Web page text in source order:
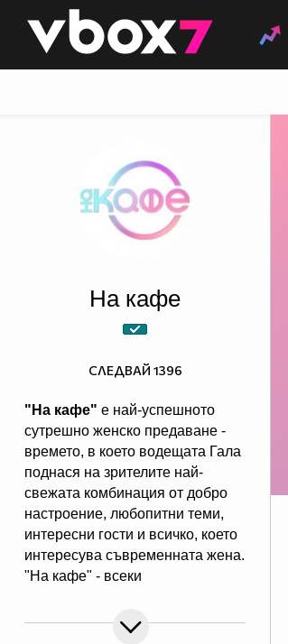
👾
На кафе
"На кафе" е най-успешното
сутрешно женско предаване -
времето, в което водещата Гала
поднася на зрителите най-
свежата комбинация от добро
настроение, любопитни теми,
интересни гости и всичко, което
интересува съвременната жена.
"На кафе" - всеки
Eпизодите на предаването може
СЛЕДВАЙ 1396